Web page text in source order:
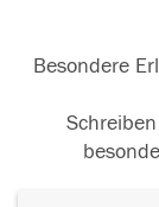
Besondere